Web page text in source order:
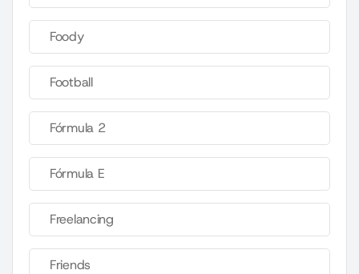
Foody
Football
Fórmula 2
Fórmula E
Freelancing
Friends